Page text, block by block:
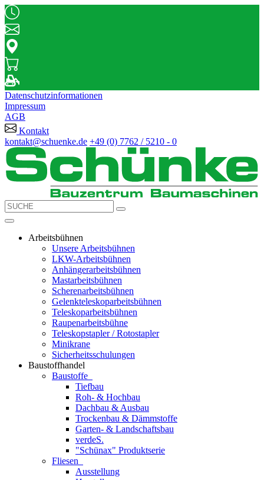
Datenschutzinformationen
Impressum
AGB
Kontakt
kontakt@schuenke.de +49 (0) 7762 / 5210 - 0
Arbeitsbühnen
Unsere Arbeitsbühnen
LKW-Arbeitsbühnen
Anhängerarbeitsbühnen
Mastarbeitsbühnen
Scherenarbeitsbühnen
Gelenkteleskoparbeitsbühnen
Teleskoparbeitsbühnen
Raupenarbeitsbühne
Teleskopstapler / Rotostapler
Minikrane
Sicherheitsschulungen
Baustoffhandel
Baustoffe
Tiefbau
Roh- & Hochbau
Dachbau & Ausbau
Trockenbau & Dämmstoffe
Garten- & Landschaftsbau
verdeS.
"Schünax" Produktserie
Fliesen
Ausstellung